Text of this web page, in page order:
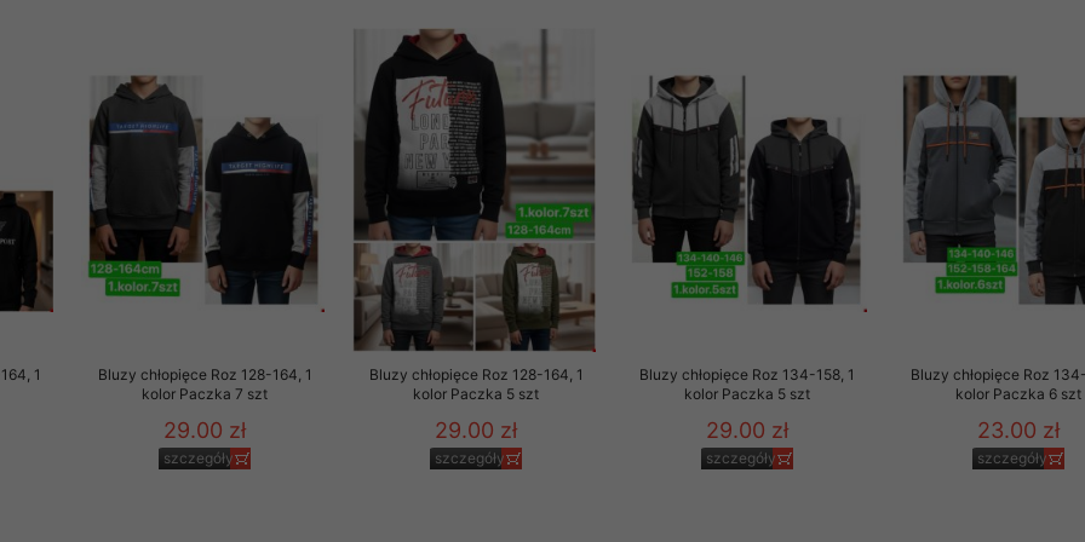
1
Bluzy chłopięce Roz 128-164, 1
kolor Paczka 7 szt
29.00 zł
szczegóły
Bluzy chłopięce Roz 128-164, 1
kolor Paczka 5 szt
29.00 zł
szczegóły
Bluzy chłopięce Roz 134-158, 1
kolor Paczka 5 szt
29.00 zł
szczegóły
Bluzy chłopięce Roz
kolor Paczka 6 szt
23.00 zł
szczegóły
„Przejdź dalej” lub zamkniesz to okno, to wyrazisz zgodę na przetwarzanie przez OMEZ
Zgodę możesz w każdym momencie wycofać . Pamiętaj, że wycofanie zgody nie
przetwarzania dokonanego wcześniej.
w tym o przysługujących uprawnieniach (prawo dostępu, sprostowania oraz usunięcia
ich przetwarzania, prawo do ich przenoszenia, niepodlegania zautomatyzowanemu
w tym profilowaniu, a także prawo wyrażenia sprzeciwu wobec przetwarzania Twoich
w Polityce prywatności.